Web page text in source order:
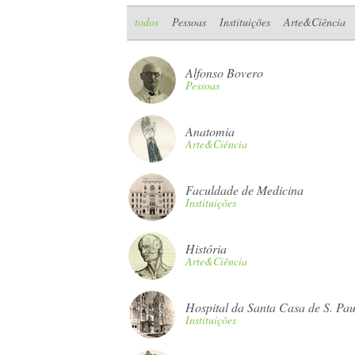
todos Pessoas Instituições Arte&Ciência
Alfonso Bovero
Pessoas
Anatomia
Arte&Ciência
Faculdade de Medicina
Instituições
História
Arte&Ciência
Hospital da Santa Casa de S.
Instituições